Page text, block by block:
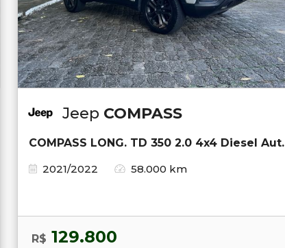
Jeep COMPASS
COMPASS LONG. TD 350 2.0 4x4 Diesel Aut.
2021/2022
58.000 km
R$ 129.800